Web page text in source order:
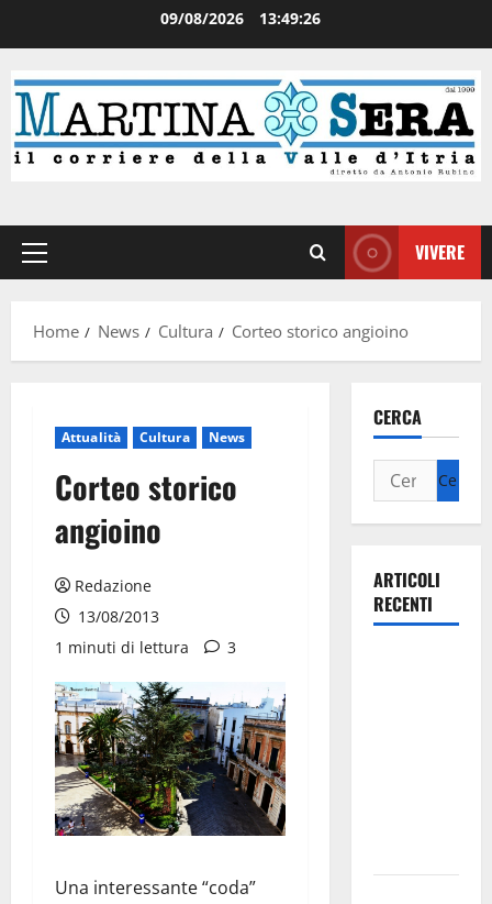
09/08/2026 13:49:26
VIVERE
Home News Cultura Corteo storico angioino
Attualità Cultura News
Corteo storico
angioino
Redazione
13/08/2013
1 minuti di lettura
3
Una interessante “coda”
CERCA
ARTICOLI
RECENTI